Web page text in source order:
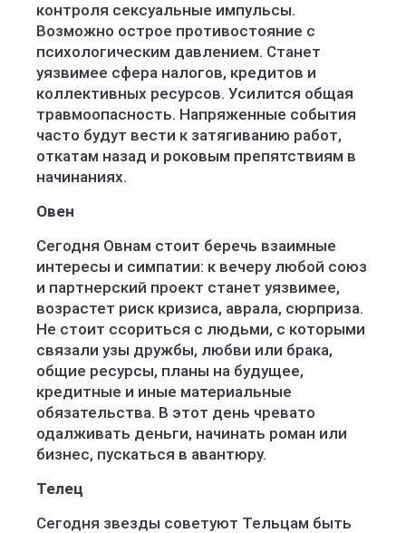
контроля сексуальные импульсы.
Возможно острое противостояние с
психологическим давлением. Станет
уязвимее сфера налогов, кредитов и
коллективных ресурсов. Усилится общая
травмоопасность. Напряженные события
часто будут вести к затягиванию работ,
откатам назад и роковым препятствиям в
начинаниях.
Овен
Сегодня Овнам стоит беречь взаимные
интересы и симпатии: к вечеру любой союз
и партнерский проект станет уязвимее,
возрастет риск кризиса, аврала, сюрприза.
Не стоит ссориться с людьми, с которыми
связали узы дружбы, любви или брака,
общие ресурсы, планы на будущее,
кредитные и иные материальные
обязательства. В этот день чревато
одалживать деньги, начинать роман или
бизнес, пускаться в авантюру.
Телец
Сегодня звезды советуют Тельцам быть